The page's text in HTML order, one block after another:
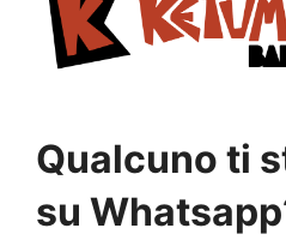
contenuto
Qualcuno ti
su